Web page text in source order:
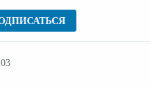
Бизнес